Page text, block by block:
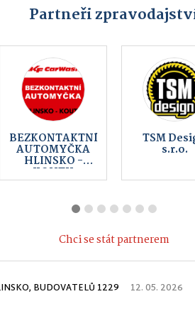
Partneři
SOKOL FALCO
s.r.o.
Pujc-
Chci se stát partnerem
BUDOVATELŮ 1229 12. 05. 2026